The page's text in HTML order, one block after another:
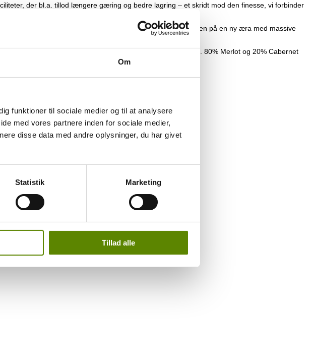
Om
funktioner til sociale medier og til at analysere
med vores partnere inden for sociale medier,
disse data med andre oplysninger, du har givet
Statistik Marketing
Tillad alle
der bl.a. tillod længere gæring og bedre lagring – et skridt mod den finesse, vi forbinder
Lafite Rothschild. Denne overtagelse markerede begyndelsen på en ny æra med massive
af jernholdig ler. Fordelingen er en beplantning med ca. 80% Merlot og 20% Cabernet
på nettet.